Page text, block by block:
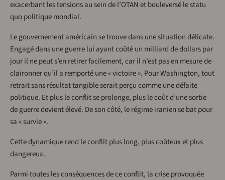
exacerbant les tensions au sein de l’OTAN et bouleversé le statu
quo politique mondial.
Le gouvernement américain se trouve dans une situation délicate.
Engagé dans une guerre lui ayant coûté un milliard de dollars par
jour il ne peut s’en retirer facilement, car il n’est pas en mesure de
claironner qu’il a remporté une « victoire ». Pour Washington, tout
retrait sans résultat tangible serait perçu comme une défaite
politique. Et plus le conflit se prolonge, plus le coût d’une sortie
de guerre devient élevé. De son côté, le régime iranien se bat pour
sa « survie ».
Cette dynamique rend le conflit plus long, plus coûteux et plus
dangereux.
Parmi toutes les conséquences de ce conflit, la crise provoquée